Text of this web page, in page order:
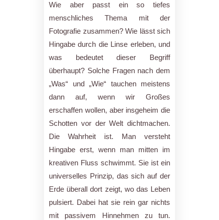
Wie aber passt ein so tiefes
menschliches Thema mit der
Fotografie zusammen? Wie lässt sich
Hingabe durch die Linse erleben, und
was bedeutet dieser Begriff
überhaupt? Solche Fragen nach dem
„Was“ und „Wie“ tauchen meistens
dann auf, wenn wir Großes
erschaffen wollen, aber insgeheim die
Schotten vor der Welt dichtmachen.
Die Wahrheit ist. Man versteht
Hingabe erst, wenn man mitten im
kreativen Fluss schwimmt. Sie ist ein
universelles Prinzip, das sich auf der
Erde überall dort zeigt, wo das Leben
pulsiert. Dabei hat sie rein gar nichts
mit passivem Hinnehmen zu tun.